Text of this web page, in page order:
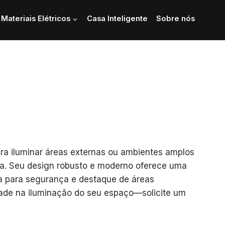
Materiais Elétricos Casa Inteligente Sobre nós
iluminar áreas externas ou ambientes amplos
Seu design robusto e moderno oferece uma
para segurança e destaque de áreas
na iluminação do seu espaço—solicite um